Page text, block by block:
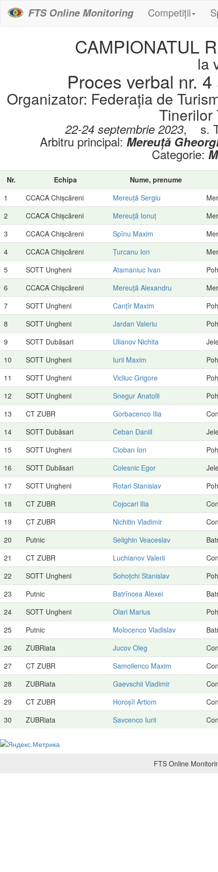
FTS Online Monitoring Competiții
CAMPIONATUL
la
Proces verbal nr.
Organizator: Federația de
Tinerilor
22-24 septembrie 2023, s.
Arbitru principal: Mereuță
Categorie:
Nr. Echipa
Nume, prenume
1
CCACA Chișcăreni Mereuță Sergiu
2
CCACA Chișcăreni Mereuță Ionuț
3
CCACA Chișcăreni Spînu Maxim
4
CCACA Chișcăreni Țurcanu Ion
5
SOTT Ungheni Atamaniuc Ivan
6
CCACA Chișcăreni Mereuță Alexandru
7
SOTT Ungheni Canțîr Maxim
8
SOTT Ungheni Jardan Valeriu
9
SOTT Dubăsari Ulianov Nichita
10
SOTT Ungheni Iurii Maxim
11
SOTT Ungheni Vicliuc Grigore
12
SOTT Ungheni Snegur Anatolii
13
CT ZUBR Gorbacenco Ilia
14
SOTT Dubăsari Ceban Daniil
15
SOTT Ungheni Cioban Ion
16
SOTT Dubăsari Colesnic Egor
17
SOTT Ungheni Rotari Stanislav
18
CT ZUBR Cojocari Ilia
19
CT ZUBR Nichitin Vladimir
20
Putnic Selighin Veaceslav
21
CT ZUBR Luchianov Valerii
22
SOTT Ungheni Sohoțchi Stanislav
23
Putnic Batrîncea Alexei
24
SOTT Ungheni Olari Marius
25
Putnic Molocenco Vladislav
26
ZUBRiata Jucov Oleg
27
CT ZUBR Samoilenco Maxim
28
ZUBRiata Gaevschii Vladimir
29
CT ZUBR Horoșîi Artiom
30
ZUBRiata Savcenco Iurii
FTS Online